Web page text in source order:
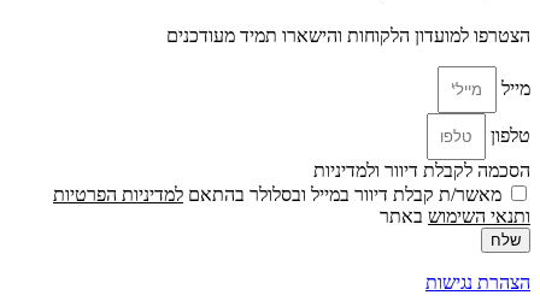
הצטרפו למועדון הלקוחות והישארו תמיד מעודכנים
מייל
טלפון
הסכמה לקבלת דיוור ולמדיניות
מאשר/ת קבלת דיוור במייל ובסלולר בהתאם למדיניות הפרטיות
ותנאי השימוש באתר
שלח
הצהרת נגישות